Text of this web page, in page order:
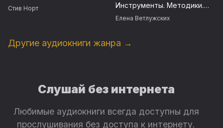
Стив Норт
Инструменты. Методики.
Практика
Елена Ветлужских
Другие аудиокниги жанра →
Слушай без интернета
Любимые аудиокниги всегда доступны для
прослушивания без доступа к интернету.